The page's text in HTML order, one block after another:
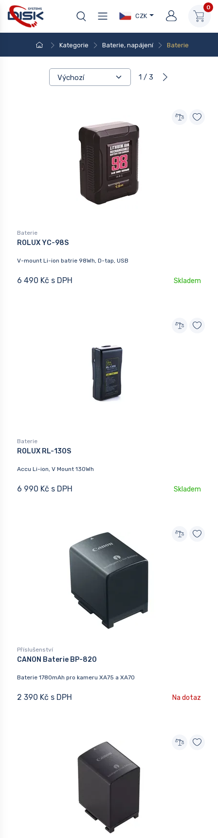
CZK
0
Kategorie Baterie, napájení Baterie
1 / 3
Baterie
ROLUX YC-98S
V-mount Li-ion batrie 98Wh, D-tap, USB
6 490 Kč s DPH Skladem
Baterie
ROLUX RL-130S
Accu Li-ion, V Mount 130Wh
6 990 Kč s DPH Skladem
Příslušenství
CANON Baterie BP-820
Baterie 1780mAh pro kameru XA75 a XA70
2 390 Kč s DPH Na dotaz